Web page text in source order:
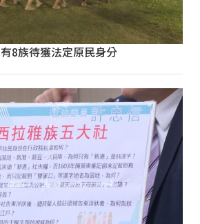
8族待獲法定原民身分